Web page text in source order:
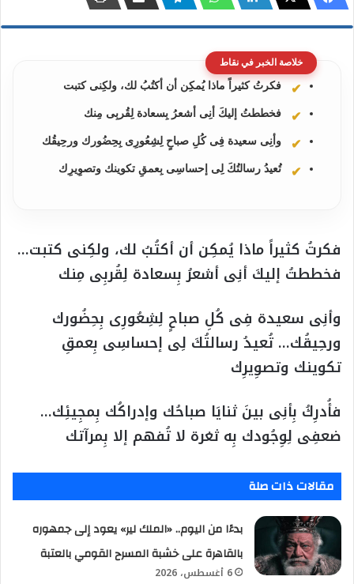
خلاصة الخبر في نقاط
فكرتُ كثيراً ماذا يُمكِن أن أكتُبُ لك، ولكِنى كتبت
فخططتُ إليكَ أنِى أشعرُ بِسعادة لِقُربِى مِنك
وأنِى سعيدة فِى كُلِ صباحٍ لِشِعُورِى بِحِضُورك ورحِيقُك
تُعيدُ رسالتُكَ لِى إحساسِى بِعمقِ تكوينك وتصوِيرِك
فكرتُ كثيراً ماذا يُمكِن أن أكتُبُ لك، ولكِنى كتبت…
فخططتُ إليكَ أنِى أشعرُ بِسعادة لِقُربِى مِنك
وأنِى سعيدة فِى كُلِ صباحٍ لِشِعُورِى بِحِضُورك
ورحِيقُك… تُعيدُ رسالتُكَ لِى إحساسِى بِعمقِ
تكوينك وتصوِيرِك
فأُدرِكُ بِأنِى بينَ ثنايَا صباحُك وإدراكُك بِمجِيئِك…
ضعفِى لِوِجُودك بِه ثغرة لا تُفهم إلا بِمرآتك
مقالات ذات صلة
بدءًا من اليوم.. «الملك لير» يعود إلى جمهوره
بالقاهرة على خشبة المسرح القومي بالعتبة
6 أغسطس، 2026